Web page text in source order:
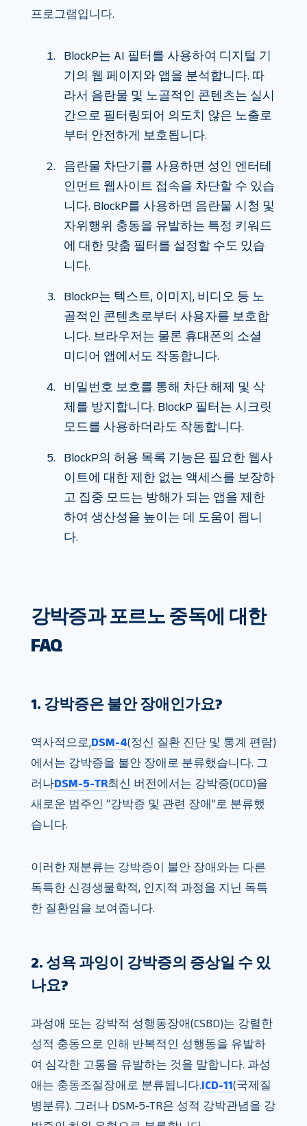
프로그램입니다.
BlockP는 AI 필터를 사용하여 디지털 기
기의 웹 페이지와 앱을 분석합니다. 따
라서 음란물 및 노골적인 콘텐츠는 실시
간으로 필터링되어 의도치 않은 노출로
부터 안전하게 보호됩니다.
음란물 차단기를 사용하면 성인 엔터테
인먼트 웹사이트 접속을 차단할 수 있습
니다. BlockP를 사용하면 음란물 시청 및
자위행위 충동을 유발하는 특정 키워드
에 대한 맞춤 필터를 설정할 수도 있습
니다.
BlockP는 텍스트, 이미지, 비디오 등 노
골적인 콘텐츠로부터 사용자를 보호합
니다. 브라우저는 물론 휴대폰의 소셜
미디어 앱에서도 작동합니다.
비밀번호 보호를 통해 차단 해제 및 삭
제를 방지합니다. BlockP 필터는 시크릿
모드를 사용하더라도 작동합니다.
BlockP의 허용 목록 기능은 필요한 웹사
이트에 대한 제한 없는 액세스를 보장하
고 집중 모드는 방해가 되는 앱을 제한
하여 생산성을 높이는 데 도움이 됩니
다.
강박증과 포르노 중독에 대한
FAQ
1. 강박증은 불안 장애인가요?
역사적으로,DSM-4(정신 질환 진단 및 통계 편람)
에서는 강박증을 불안 장애로 분류했습니다. 그
러나DSM-5-TR최신 버전에서는 강박증(OCD)을
새로운 범주인 “강박증 및 관련 장애”로 분류했
습니다.
이러한 재분류는 강박증이 불안 장애와는 다른
독특한 신경생물학적, 인지적 과정을 지닌 독특
한 질환임을 보여줍니다.
2. 성욕 과잉이 강박증의 증상일 수 있
나요?
과성애 또는 강박적 성행동장애(CSBD)는 강렬한
성적 충동으로 인해 반복적인 성행동을 유발하
여 심각한 고통을 유발하는 것을 말합니다. 과성
애는 충동조절장애로 분류됩니다.ICD-11(국제질
병분류). 그러나 DSM-5-TR은 성적 강박관념을 강